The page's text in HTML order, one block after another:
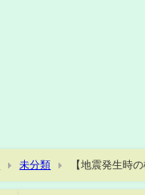
未分類 【地震発生時